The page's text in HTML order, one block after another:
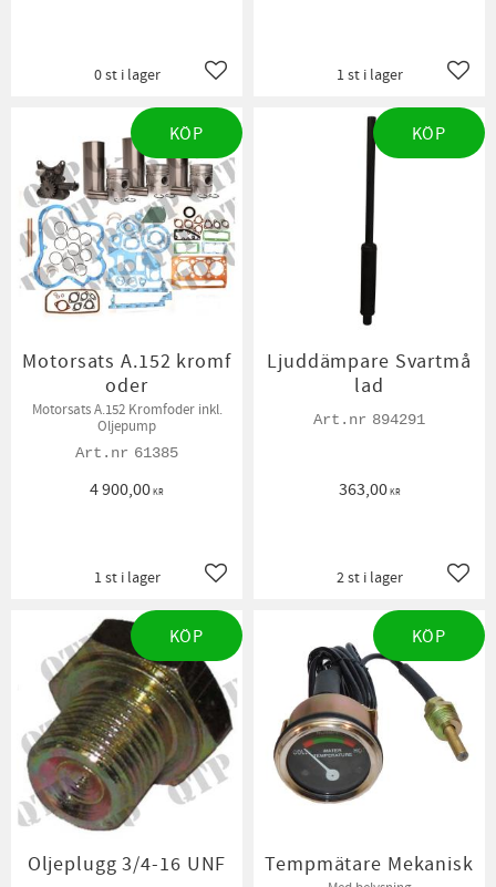
Lägg till i favoriter
0 st i lager 1 st i lager
Motorsats A.152 kromf
oder
Motorsats A.152 Kromfoder inkl.
Oljepump
61385
4 900,00KR
Lägg till i favoriter
1 st i lager
KÖP
Ljuddämpare Svartmå
lad
894291
363,00KR
2 st i lager
KÖP
Oljeplugg 3/4-16 UNF
KÖP
Tempmätare Mekanisk
KÖP